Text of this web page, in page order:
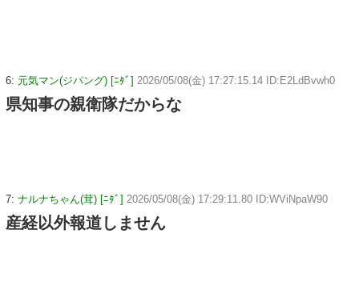
6: 元気マン(ジパング) [ﾆﾀﾞ] 2026/05/08(金) 17:27:15.14 ID:E2LdBvwh0
県知事の親衛隊だからな
7: ナルナちゃん(茸) [ﾆﾀﾞ] 2026/05/08(金) 17:29:11.80 ID:WViNpaW90
産経以外報道しません